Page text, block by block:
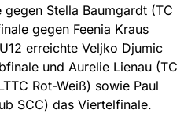
Stella Baumgardt (TC
gegen Feenia Kraus
erreichte Veljko Djumic
und Aurelie Lienau (TC
Rot-Weiß) sowie Paul
SCC) das Viertelfinale.